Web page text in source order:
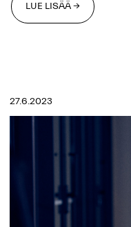
LUE LISÄÄ →
27.6.2023